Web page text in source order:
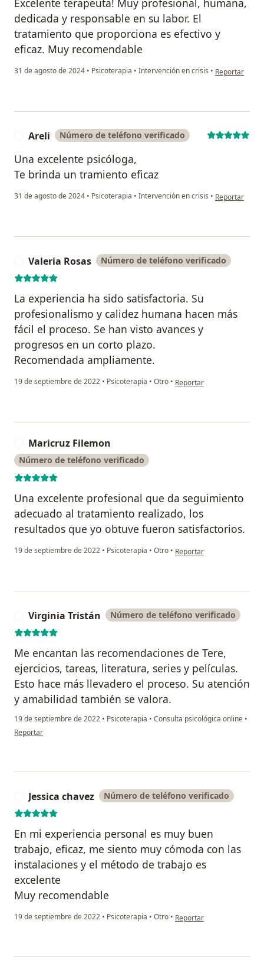
Excelente terapeuta! Muy profesional, humana,
dedicada y responsable en su labor. El
tratamiento que proporciona es efectivo y
eficaz. Muy recomendable
31 de agosto de 2024 • Psicoterapia • Intervención en crisis • en opinión del
Reportar
Areli Número de teléfono verificado
Una excelente psicóloga,
Te brinda un tramiento eficaz
31 de agosto de 2024 • Psicoterapia • Intervención en crisis • en opinión del
Reportar
Valeria Rosas Número de teléfono verificado
La experiencia ha sido satisfactoria. Su
profesionalismo y calidez humana hacen más
fácil el proceso. Se han visto avances y
progresos en un corto plazo.
Recomendada ampliamente.
19 de septiembre de 2022 • Psicoterapia • Otro • en opinión del usuario
Reportar
Maricruz Filemon
Número de teléfono verificado
Una excelente profesional que da seguimiento
adecuado al tratamiento realizado, los
resultados que yo obtuve fueron satisfactorios.
19 de septiembre de 2022 • Psicoterapia • Otro • en opinión del usuario
Reportar
Virginia Tristán Número de teléfono verificado
Me encantan las recomendaciones de Tere,
ejercicios, tareas, literatura, series y películas.
Esto hace más llevadero el proceso. Su atención
y amabilidad también se valora.
19 de septiembre de 2022 • Psicoterapia • Consulta psicológica online •
en opinión del usuario Virginia Tristán
Reportar
Jessica chavez Número de teléfono verificado
En mi experiencia personal es muy buen
trabajo, eficaz, me siento muy cómoda con las
instalaciones y el método de trabajo es
excelente
Muy recomendable
19 de septiembre de 2022 • Psicoterapia • Otro • en opinión del usuario
Reportar